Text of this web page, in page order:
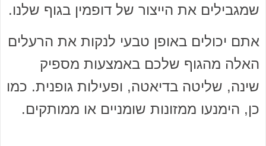
שמגבילים את הייצור של דופמין בגוף שלנו.
אתם יכולים באופן טבעי לנקות את הרעלים
האלה מהגוף שלכם באמצעות מספיק
שינה, שליטה בדיאטה, ופעילות גופנית. כמו
כן, הימנעו ממזונות שומניים או ממותקים.